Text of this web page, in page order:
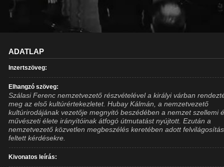
ADATLAP
Inzertszöveg:
Elhangzó szöveg:
Szálasi Ferenc nemzetvezető részvételével a királyi várban
meg az első kultúrértekezletet. Hubay Kálmán, a nemzetvezető
kultúrirodájának vezetője megnyitó beszédében a nemzet szellemi
művészeti élete irányítóinak átfogó útmutatást nyújtott. Ezután a
nemzetvezető közvetlen megbeszélés keretében adott
feltett kérdésekre.
Kivonatos leírás: